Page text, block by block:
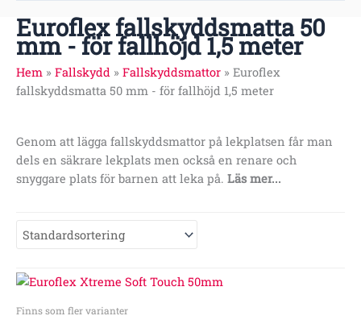
Euroflex fallskyddsmatta 50
mm - för fallhöjd 1,5 meter
Hem » Fallskydd » Fallskyddsmattor » Euroflex
fallskyddsmatta 50 mm - för fallhöjd 1,5 meter
Genom att lägga fallskyddsmattor på lekplatsen får man
dels en säkrare lekplats men också en renare och
snyggare plats för barnen att leka på. Läs mer...
Finns som fler varianter